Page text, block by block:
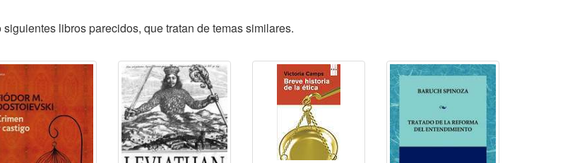
libros parecidos, que tratan de temas similares.